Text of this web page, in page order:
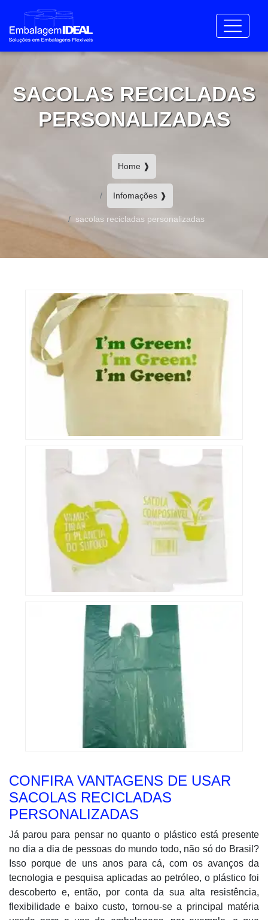
SACOLAS RECICLADAS
PERSONALIZADAS
Home ❱
Infomações ❱
sacolas recicladas personalizadas
CONFIRA VANTAGENS DE USAR
SACOLAS RECICLADAS
PERSONALIZADAS
Já parou para pensar no quanto o plástico está presente
no dia a dia de pessoas do mundo todo, não só do Brasil?
Isso porque de uns anos para cá, com os avanços da
tecnologia e pesquisa aplicadas ao petróleo, o plástico foi
descoberto e, então, por conta da sua alta resistência,
flexibilidade e baixo custo, tornou-se a principal matéria